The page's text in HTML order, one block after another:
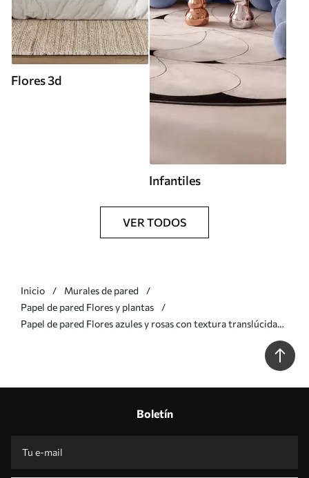
Flores 3d
Infantiles
VER TODOS
Inicio
Murales de pared
Papel de pared Flores y plantas
Papel de pared Flores azules y rosas con textura translúcida
sobre un fondo claro, con delicados pétalos superpuestos Nr.
Boletín